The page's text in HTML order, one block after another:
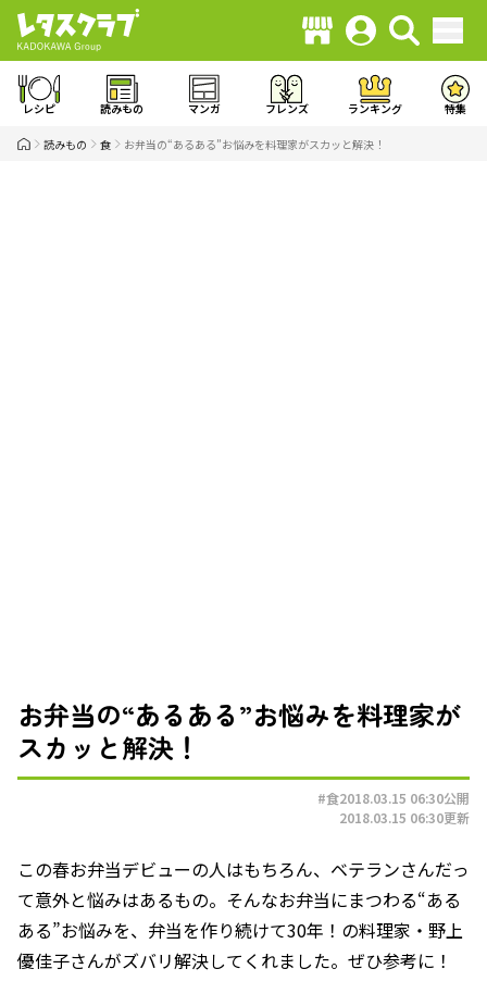
レシピ 読みもの マンガ フレンズ ランキング 特集
読みもの 食 お弁当の“あるある”お悩みを料理家がスカッと解決！
お弁当の“あるある”お悩みを料理家が
スカッと解決！
#食2018.03.15 06:30公開
2018.03.15 06:30更新
この春お弁当デビューの人はもちろん、ベテランさんだっ
て意外と悩みはあるもの。そんなお弁当にまつわる“ある
ある”お悩みを、弁当を作り続けて30年！の料理家・野上
優佳子さんがズバリ解決してくれました。ぜひ参考に！